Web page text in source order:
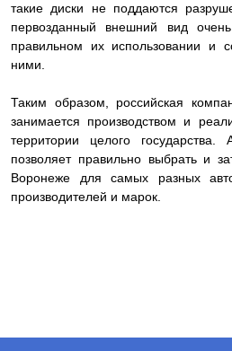
такие диски не поддаются
первозданный внешний вид
правильном их использовании и
ними.
Таким образом, российская
занимается производством и
территории целого
позволяет правильно выбрать и
Воронеже для самых разных
производителей и марок.